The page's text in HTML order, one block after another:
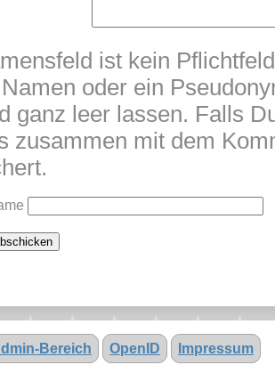
ist kein
oder ein
ganz leer lassen. Falls
zusammen mit dem
Bereich OpenID Impressum